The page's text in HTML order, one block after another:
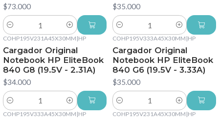
$73.000
Cantidad
$35.000
Cantidad
COHP195V231A45X30MM |HP
Cargador Original
Notebook HP EliteBook
840 G8 (19.5V - 2.31A)
$34.000
Cantidad
COHP195V333A45X30MM |HP
Cargador Original
Notebook HP EliteBook
840 G6 (19.5V - 3.33A)
$35.000
Cantidad
COHP195V333A45X30MM |HP COHP195V231A45X30MM |HP